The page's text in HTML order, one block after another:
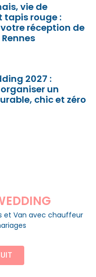
vie de
tapis rouge :
réception de
2027 :
un
chic et zéro
et Van avec chauffeur